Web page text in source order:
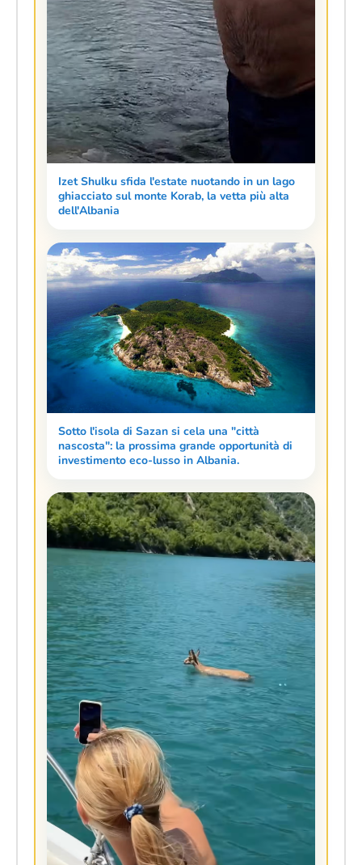
Izet Shulku sfida l'estate nuotando in un lago
ghiacciato sul monte Korab, la vetta più alta
dell'Albania
Sotto l'isola di Sazan si cela una "città
nascosta": la prossima grande opportunità di
investimento eco-lusso in Albania.